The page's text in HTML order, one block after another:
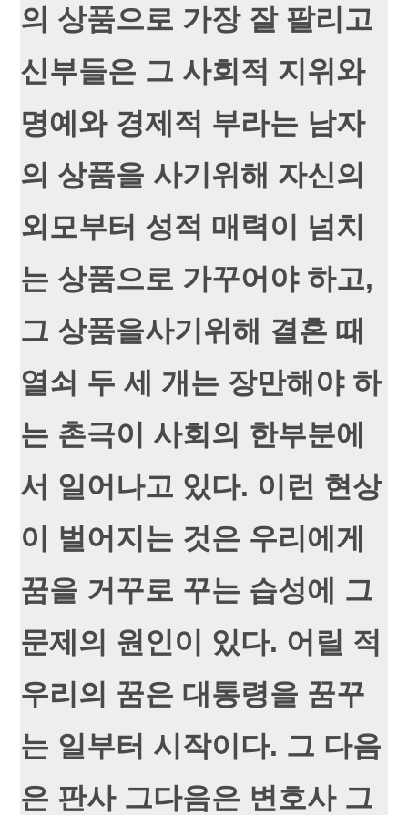
의 상품으로 가장 잘 팔리고
신부들은 그 사회적 지위와
명예와 경제적 부라는 남자
의 상품을 사기위해 자신의
외모부터 성적 매력이 넘치
는 상품으로 가꾸어야 하고,
그 상품을사기위해 결혼 때
열쇠 두 세 개는 장만해야 하
는 촌극이 사회의 한부분에
서 일어나고 있다. 이런 현상
이 벌어지는 것은 우리에게
꿈을 거꾸로 꾸는 습성에 그
문제의 원인이 있다. 어릴 적
우리의 꿈은 대통령을 꿈꾸
는 일부터 시작이다. 그 다음
은 판사 그다음은 변호사 그